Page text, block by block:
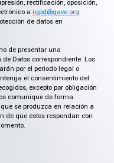
rectificación, oposición,
a rgpd@gave.org.
de datos en
de presentar una
Datos correspondiente. Los
por el periodo legal o
el consentimiento del
excepto por obligación
comunique de forma
se produzca en relación a
de que estos respondan con